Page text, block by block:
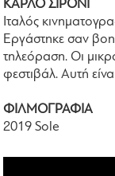
ΚΑΡΛΟ ΣΙΡΟΝΙ
Ιταλός
Εργάστηκε σαν
τηλεόραση. Οι
φεστιβάλ. Αυτή
ΦΙΛΜΟΓΡΑΦΙΑ
2019 Sole